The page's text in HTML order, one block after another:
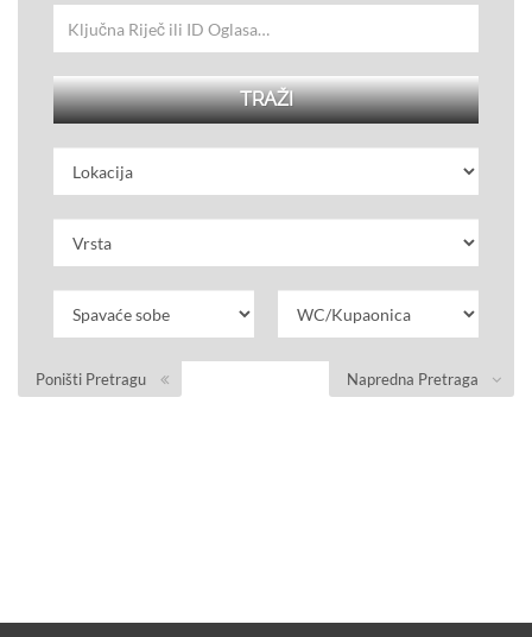
Napredna Pretraga
Poništi Pretragu